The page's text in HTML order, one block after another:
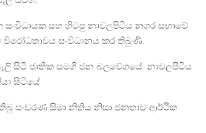
සහ හිටපු නාවලපිටිය නගර සභාවේ
විරෝධතාවය සංවිධානය කර තිබුණි.
සිටි ජාතික සමගි ජන බලවේගයේ නාවලපිටිය
සිටියේ
සංචරණ සිමා නිතිය නිසා ජනතාව ආර්ථික